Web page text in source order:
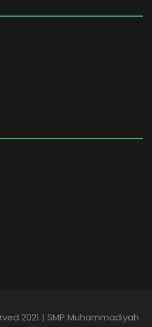
2021 | SMP Muhammadiyah